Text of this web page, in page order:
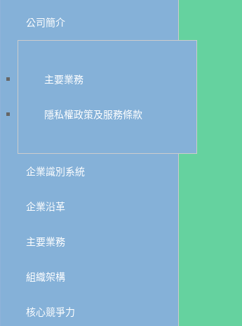
公司簡介
主要業務
隱私權政策及服務條款
企業識別系統
企業沿革
主要業務
組織架構
核心競爭力